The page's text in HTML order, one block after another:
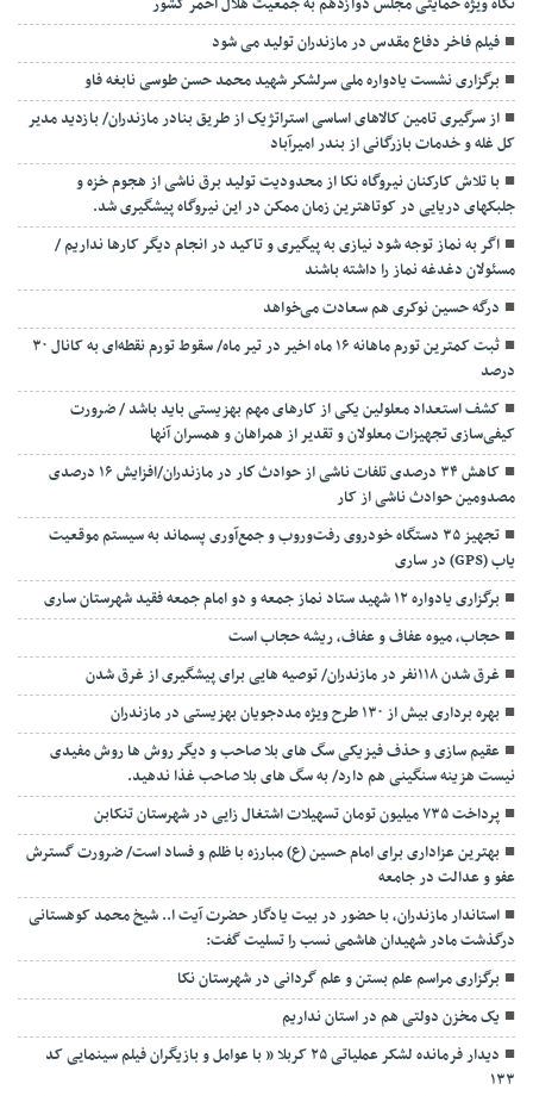
فیلم فاخر دفاع مقدس در مازندران تولید می شود
برگزاری نشست یادواره ملی سرلشکر شهید محمد حسن طوسی نابغه فاو
از سرگیری تامین کالاهای اساسی استراتژیک از طریق بنادر مازندران/ بازدید مدیر
کل غله و خدمات بازرگانی از بندر امیرآباد
با تلاش کارکنان نیروگاه نکا از محدودیت تولید برق ناشی از هجوم خزه و
جلبکهای دریایی در کوتاهترین زمان ممکن در این نیروگاه پیشگیری شد.
اگر به نماز توجه شود نیازی به پیگیری و تاکید در انجام دیگر کارها نداریم /
مسئولان دغدغه نماز را داشته باشند
درگه حسین نوکری هم سعادت می‌خواهد
ثبت کمترین تورم ماهانه ۱۶ ماه اخیر در تیر ماه/ سقوط تورم نقطه‌ای به کانال ۳۰
درصد
کشف استعداد معلولین یکی از کارهای مهم بهزیستی باید باشد / ضرورت
کیفی‌سازی تجهیزات معلولان و تقدیر از همراهان و همسران آنها
کاهش ۳۴ درصدی تلفات ناشی از حوادث كار در مازندران/افزایش ۱۶ درصدی
مصدومین حوادث ناشی از کار
تجهیز ۳۵ دستگاه خودروی رفت‌وروب و جمع‌آوری پسماند به سیستم موقعیت
یاب (GPS) در ساری
برگزاری یادواره ۱۲ شهید ستاد نماز جمعه و دو امام جمعه فقید شهرستان ساری
حجاب، میوه عفاف و عفاف، ریشه حجاب است
غرق شدن ۱۱۸نفر در مازندران/ توصيه هايی برای پيشگيری از غرق شدن
بهره برداری بیش از ۱۳۰ طرح ویژه مددجویان بهزیستی در مازندران
عقیم سازی و حذف فیزیکی سگ های بلا صاحب و دیگر روش ها روش مفیدی
نیست هزینه سنگینی هم دارد/ به سگ های بلا صاحب غذا ندهید.
پرداخت ۷۳۵ میلیون تومان تسهیلات اشتغال زایی در شهرستان تنکابن
بهترین عزاداری برای امام حسین (ع) مبارزه با ظلم و فساد است/ ضرورت گسترش
عفو و عدالت در جامعه
استاندار مازندران، با حضور در بیت یادگار حضرت آیت ا.. شیخ محمد کوهستانی
درگذشت مادر شهیدان هاشمی نسب را تسلیت گفت:
برگزاری مراسم علم بستن و علم گردانی در شهرستان نکا
یک مخزن دولتی هم در استان نداریم
دیدار فرمانده لشکر عملیاتی ۲۵ کربلا ” با عوامل و بازیگران فیلم سینمایی کد
۱۳۳